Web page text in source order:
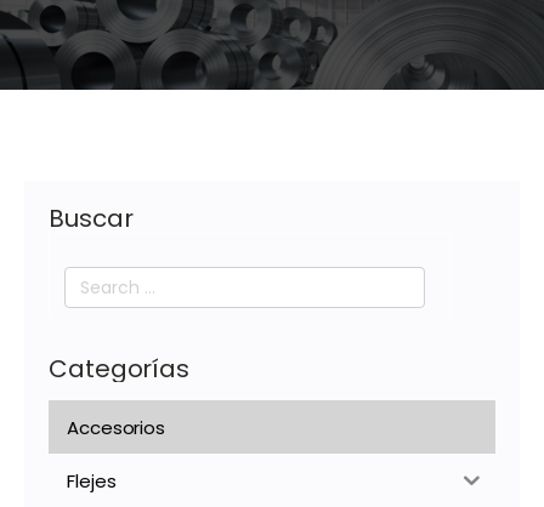
Buscar
Search
for:
Categorías
Accesorios
Flejes